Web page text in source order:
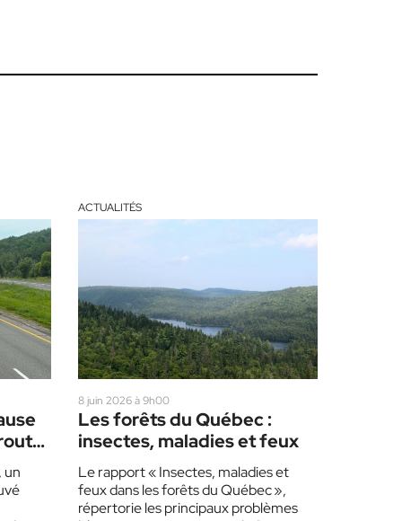
un
ACTUALITÉS
8 juin 2026 à 9h00
Les forêts du Québec :
insectes, maladies et feux
Le rapport « Insectes, maladies et
feux dans les forêts du Québec »,
répertorie les principaux problèmes